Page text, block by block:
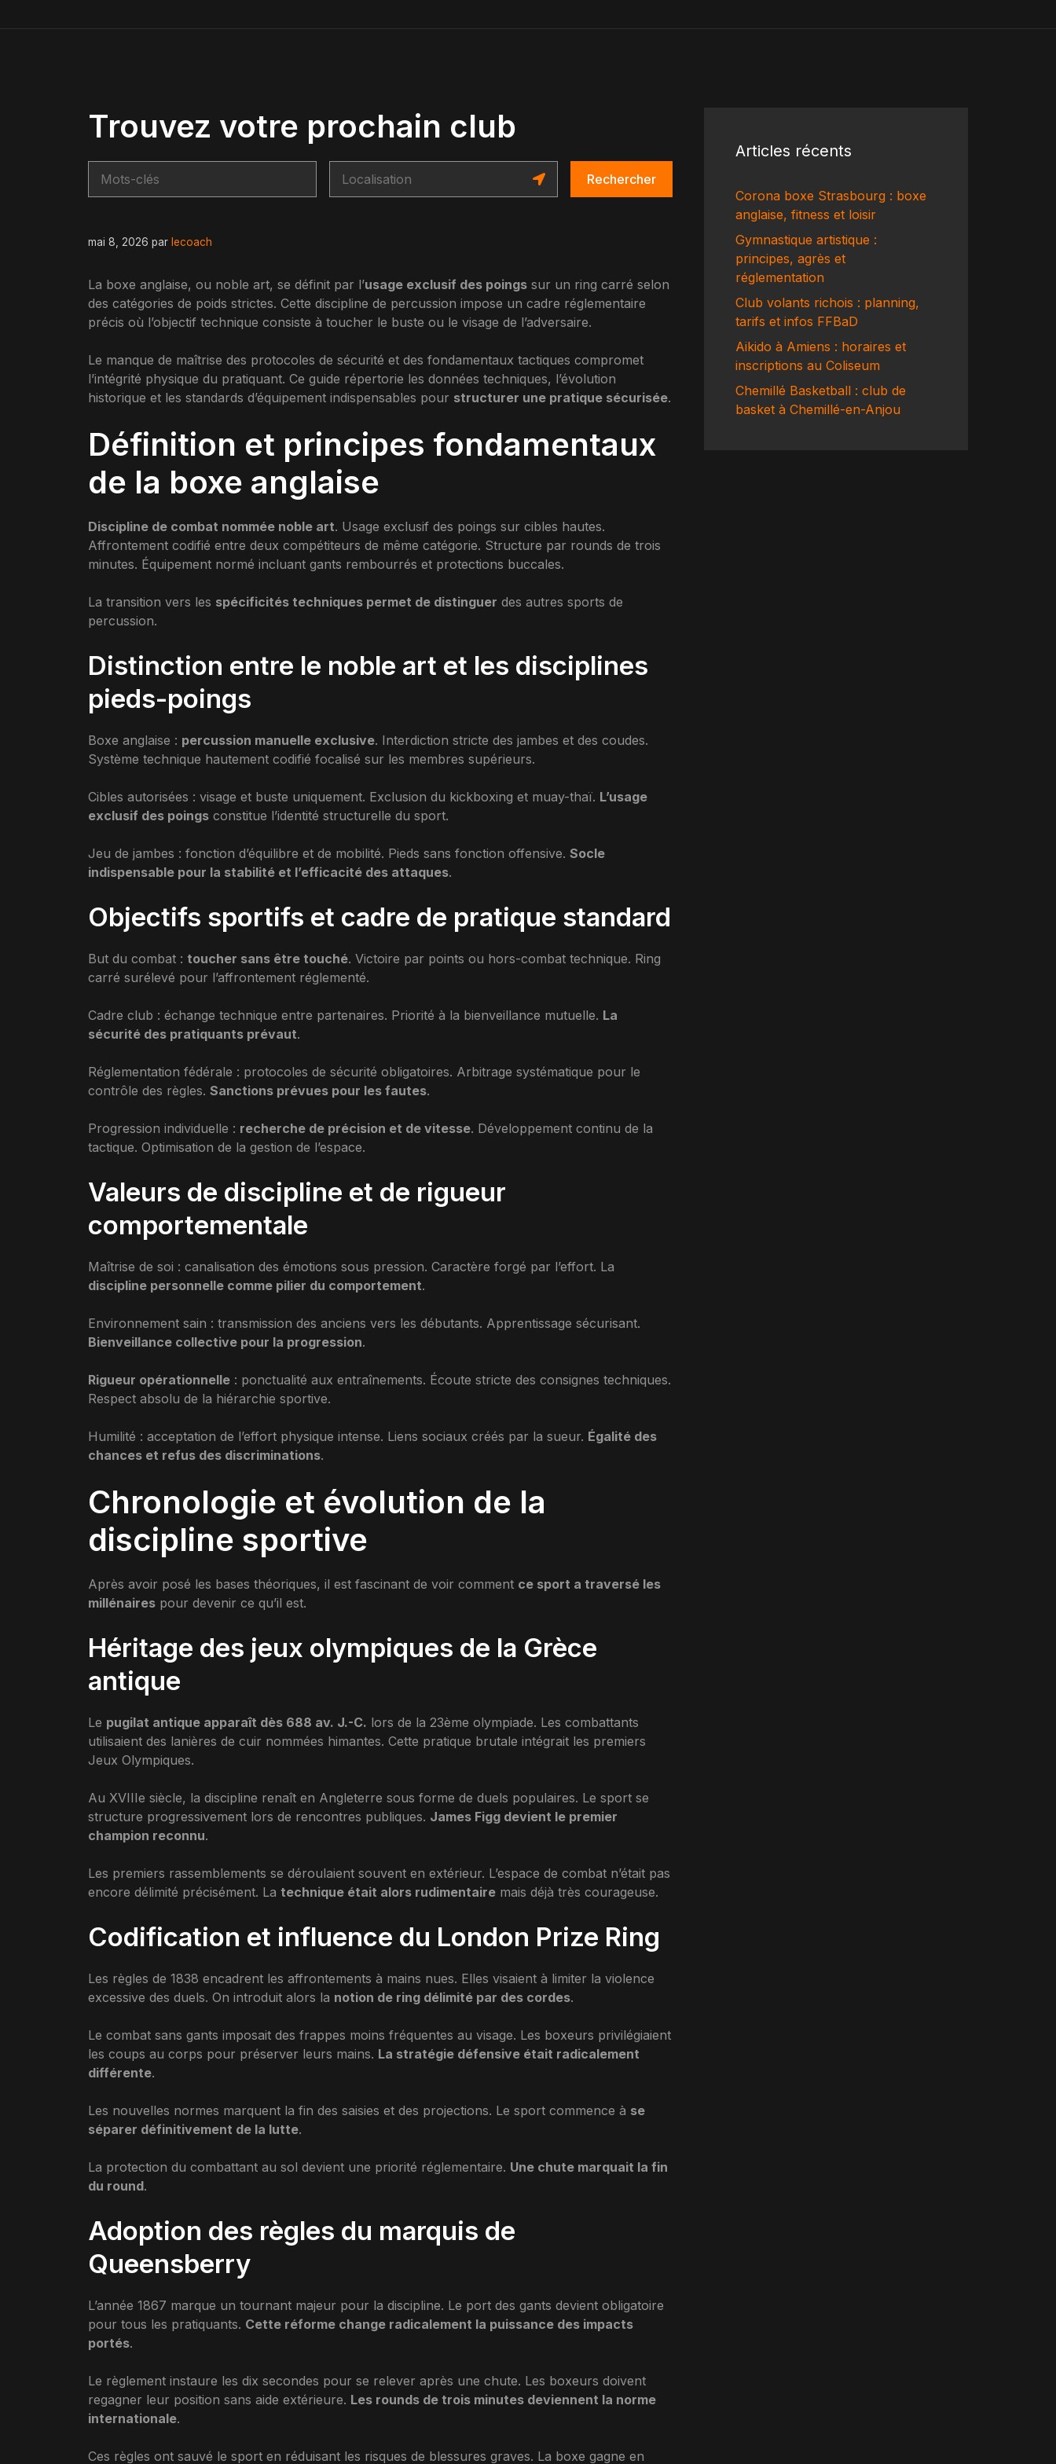
Trouvez votre prochain club
Rechercher
mai 8, 2026 par lecoach
La boxe anglaise, ou noble art, se définit par l’usage exclusif des poings sur un ring carré selon
des catégories de poids strictes. Cette discipline de percussion impose un cadre réglementaire
précis où l’objectif technique consiste à toucher le buste ou le visage de l’adversaire.
Le manque de maîtrise des protocoles de sécurité et des fondamentaux tactiques compromet
l’intégrité physique du pratiquant. Ce guide répertorie les données techniques, l’évolution
historique et les standards d’équipement indispensables pour structurer une pratique sécurisée.
Définition et principes fondamentaux
de la boxe anglaise
Discipline de combat nommée noble art. Usage exclusif des poings sur cibles hautes.
Affrontement codifié entre deux compétiteurs de même catégorie. Structure par rounds de trois
minutes. Équipement normé incluant gants rembourrés et protections buccales.
La transition vers les spécificités techniques permet de distinguer des autres sports de
percussion.
Distinction entre le noble art et les disciplines
pieds-poings
Boxe anglaise : percussion manuelle exclusive. Interdiction stricte des jambes et des coudes.
Système technique hautement codifié focalisé sur les membres supérieurs.
Cibles autorisées : visage et buste uniquement. Exclusion du kickboxing et muay-thaï. L’usage
exclusif des poings constitue l’identité structurelle du sport.
Jeu de jambes : fonction d’équilibre et de mobilité. Pieds sans fonction offensive. Socle
indispensable pour la stabilité et l’efficacité des attaques.
Objectifs sportifs et cadre de pratique standard
But du combat : toucher sans être touché. Victoire par points ou hors-combat technique. Ring
carré surélevé pour l’affrontement réglementé.
Cadre club : échange technique entre partenaires. Priorité à la bienveillance mutuelle. La
sécurité des pratiquants prévaut.
Réglementation fédérale : protocoles de sécurité obligatoires. Arbitrage systématique pour le
contrôle des règles. Sanctions prévues pour les fautes.
Progression individuelle : recherche de précision et de vitesse. Développement continu de la
tactique. Optimisation de la gestion de l’espace.
Valeurs de discipline et de rigueur
comportementale
Maîtrise de soi : canalisation des émotions sous pression. Caractère forgé par l’effort. La
discipline personnelle comme pilier du comportement.
Environnement sain : transmission des anciens vers les débutants. Apprentissage sécurisant.
Bienveillance collective pour la progression.
Rigueur opérationnelle : ponctualité aux entraînements. Écoute stricte des consignes techniques.
Respect absolu de la hiérarchie sportive.
Humilité : acceptation de l’effort physique intense. Liens sociaux créés par la sueur. Égalité des
chances et refus des discriminations.
Chronologie et évolution de la
discipline sportive
Après avoir posé les bases théoriques, il est fascinant de voir comment ce sport a traversé les
millénaires pour devenir ce qu’il est.
Héritage des jeux olympiques de la Grèce
antique
Le pugilat antique apparaît dès 688 av. J.-C. lors de la 23ème olympiade. Les combattants
utilisaient des lanières de cuir nommées himantes. Cette pratique brutale intégrait les premiers
Jeux Olympiques.
Au XVIIIe siècle, la discipline renaît en Angleterre sous forme de duels populaires. Le sport se
structure progressivement lors de rencontres publiques. James Figg devient le premier
champion reconnu.
Les premiers rassemblements se déroulaient souvent en extérieur. L’espace de combat n’était pas
encore délimité précisément. La technique était alors rudimentaire mais déjà très courageuse.
Codification et influence du London Prize Ring
Les règles de 1838 encadrent les affrontements à mains nues. Elles visaient à limiter la violence
excessive des duels. On introduit alors la notion de ring délimité par des cordes.
Le combat sans gants imposait des frappes moins fréquentes au visage. Les boxeurs privilégiaient
les coups au corps pour préserver leurs mains. La stratégie défensive était radicalement
différente.
Les nouvelles normes marquent la fin des saisies et des projections. Le sport commence à se
séparer définitivement de la lutte.
La protection du combattant au sol devient une priorité réglementaire. Une chute marquait la fin
du round.
Adoption des règles du marquis de
Queensberry
L’année 1867 marque un tournant majeur pour la discipline. Le port des gants devient obligatoire
pour tous les pratiquants. Cette réforme change radicalement la puissance des impacts
portés.
Le règlement instaure les dix secondes pour se relever après une chute. Les boxeurs doivent
regagner leur position sans aide extérieure. Les rounds de trois minutes deviennent la norme
internationale.
Ces règles ont sauvé le sport en réduisant les risques de blessures graves. La boxe gagne en
Articles récents
Corona boxe Strasbourg : boxe
anglaise, fitness et loisir
Gymnastique artistique :
principes, agrès et
réglementation
Club volants richois : planning,
tarifs et infos FFBaD
Aikido à Amiens : horaires et
inscriptions au Coliseum
Chemillé Basketball : club de
basket à Chemillé-en-Anjou